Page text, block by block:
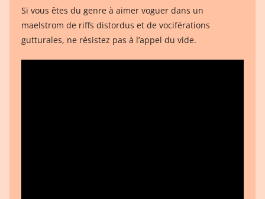
Si vous êtes du genre à aimer voguer dans un
maelstrom de riffs distordus et de vociférations
gutturales, ne résistez pas à l’appel du vide.